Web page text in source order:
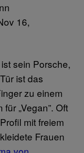
16,
sein Porsche,
ist das
zu einem
„Vegan”. Oft
mit freiem
Frauen